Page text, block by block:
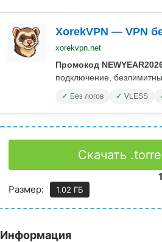
XorekVPN — VPN
xorekvpn.net
Промокод
подключение,
Без логов VLESS
Скачать
Размер:
1.02 ГБ
Информация